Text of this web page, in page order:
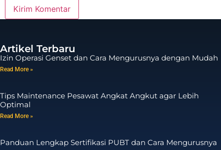
Artikel Terbaru
Izin Operasi Genset dan Cara Mengurusnya dengan Mudah
Read More »
Tips Maintenance Pesawat Angkat Angkut agar Lebih
Optimal
Read More »
Panduan Lengkap Sertifikasi PUBT dan Cara Mengurusnya